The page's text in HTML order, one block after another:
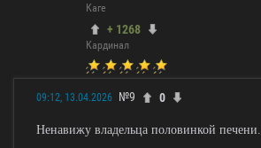
Каге
+ 1268
Кардинал
09:12, 13.04.2026 №9 0
Ненавижу владельца половинкой печени.